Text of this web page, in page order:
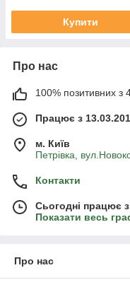
Купити
Про нас
100% позитивних з
Працює з
м. Київ
Петрівка,
Контакти
Сьогодні працює
Показати весь
Про нас